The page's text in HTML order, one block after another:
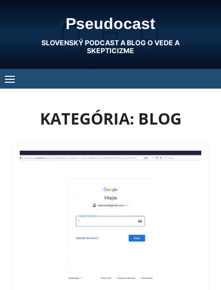
Pseudocast
SLOVENSKÝ PODCAST A BLOG O VEDE A
SKEPTICIZME
KATEGÓRIA: BLOG